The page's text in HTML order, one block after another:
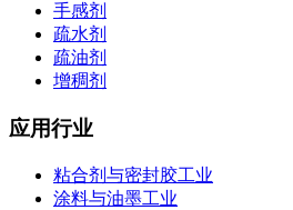
手感剂
疏水剂
疏油剂
增稠剂
应用行业
粘合剂与密封胶工业
涂料与油墨工业